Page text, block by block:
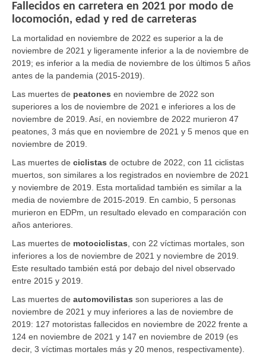
Fallecidos en carretera en 2021 por modo de
locomoción, edad y red de carreteras
La mortalidad en noviembre de 2022 es superior a la de
noviembre de 2021 y ligeramente inferior a la de noviembre de
2019; es inferior a la media de noviembre de los últimos 5 años
antes de la pandemia (2015-2019).
Las muertes de peatones en noviembre de 2022 son
superiores a los de noviembre de 2021 e inferiores a los de
noviembre de 2019. Así, en noviembre de 2022 murieron 47
peatones, 3 más que en noviembre de 2021 y 5 menos que en
noviembre de 2019.
Las muertes de ciclistas de octubre de 2022, con 11 ciclistas
muertos, son similares a los registrados en noviembre de 2021
y noviembre de 2019. Esta mortalidad también es similar a la
media de noviembre de 2015-2019. En cambio, 5 personas
murieron en EDPm, un resultado elevado en comparación con
años anteriores.
Las muertes de motociclistas , con 22 víctimas mortales, son
inferiores a los de noviembre de 2021 y noviembre de 2019.
Este resultado también está por debajo del nivel observado
entre 2015 y 2019.
Las muertes de automovilistas son superiores a las de
noviembre de 2021 y muy inferiores a las de noviembre de
2019: 127 motoristas fallecidos en noviembre de 2022 frente a
124 en noviembre de 2021 y 147 en noviembre de 2019 (es
decir, 3 víctimas mortales más y 20 menos, respectivamente).